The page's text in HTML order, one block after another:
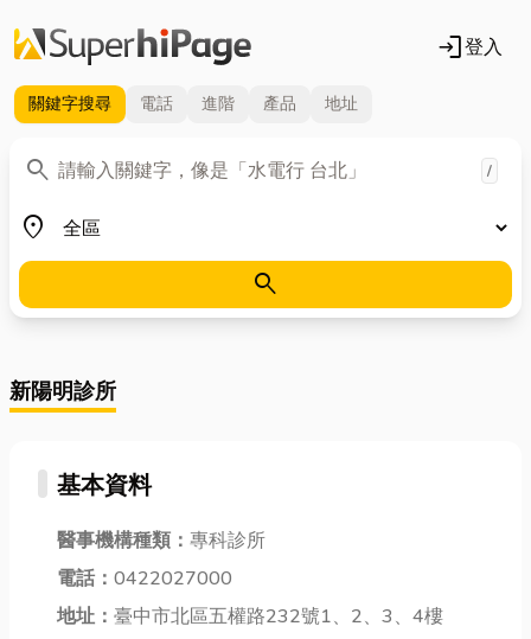
login登入
關鍵字搜尋 電話 進階 產品 地址
search
關鍵字 /
place
地區
search
新陽明診所
基本資料
醫事機構種類： 專科診所
電話： 0422027000
地址： 臺中市北區五權路232號1、2、3、4樓